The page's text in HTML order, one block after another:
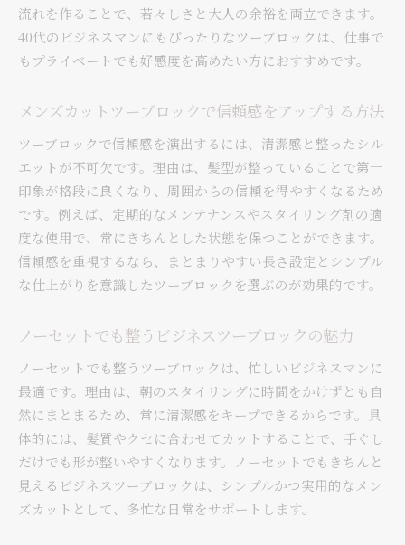
流れを作ることで、若々しさと大人の余裕を両立できます。
40代のビジネスマンにもぴったりなツーブロックは、仕事で
もプライベートでも好感度を高めたい方におすすめです。
メンズカットツーブロックで信頼感をアップする方法
ツーブロックで信頼感を演出するには、清潔感と整ったシル
エットが不可欠です。理由は、髪型が整っていることで第一
印象が格段に良くなり、周囲からの信頼を得やすくなるため
です。例えば、定期的なメンテナンスやスタイリング剤の適
度な使用で、常にきちんとした状態を保つことができます。
信頼感を重視するなら、まとまりやすい長さ設定とシンプル
な仕上がりを意識したツーブロックを選ぶのが効果的です。
ノーセットでも整うビジネスツーブロックの魅力
ノーセットでも整うツーブロックは、忙しいビジネスマンに
最適です。理由は、朝のスタイリングに時間をかけずとも自
然にまとまるため、常に清潔感をキープできるからです。具
体的には、髪質やクセに合わせてカットすることで、手ぐし
だけでも形が整いやすくなります。ノーセットでもきちんと
見えるビジネスツーブロックは、シンプルかつ実用的なメン
ズカットとして、多忙な日常をサポートします。